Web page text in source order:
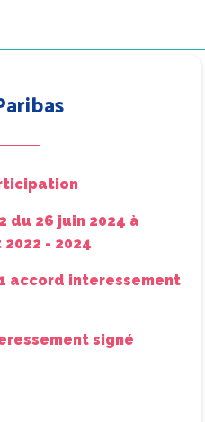
du 26 juin 2024 à
- 2024
accord interessement
signé